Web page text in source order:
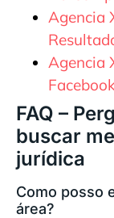
Agencia
Agencia
Facebook
FAQ –
buscar
jurídica
Como posso
área?